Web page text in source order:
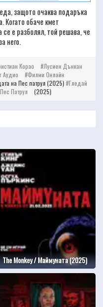
защото очаква подаръка
Когато обаче кмет
е разболял, той решава, че
него.
Корао
Лусиен Дънкан
Аудио
Филми Онлайн
на Пес патрул (2025) Гледай
Патрул (2025)
The Monkey / Маймуната (2025)